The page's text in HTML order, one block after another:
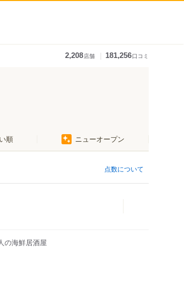
2,208店舗 181,256口コミ
順 ニューオープン
点数について
の海鮮居酒屋